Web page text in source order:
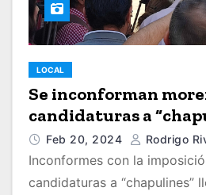
LOCAL
Se inconforman
candidaturas a
Feb 20, 2024 Rodrigo
Inconformes con la
candidaturas a “chapulines”